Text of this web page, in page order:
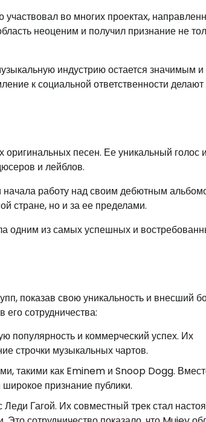
во многих проектах,
неоценим и получил признание не
индустрию остается значимым и
к социальной ответственности делают
песен. Ее уникальный голос и
и лейблов.
работу над своим дебютным
стране, но и за ее пределами.
одним из самых успешных и
показав свою уникальность и внесший
сотрудничества:
популярность и коммерческий успех. Их
строчки музыкальных чартов.
такими как Eminem и Snoop Dogg.
признание публики.
Гагой. Их совместный трек стал